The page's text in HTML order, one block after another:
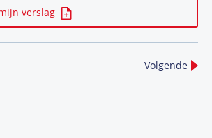
verslag
Volgende